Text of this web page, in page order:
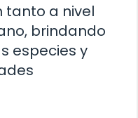
tanto a nivel
brindando
especies y